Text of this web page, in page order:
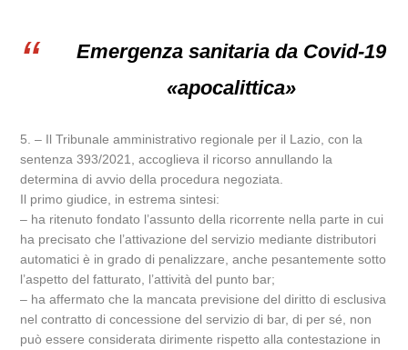
Emergenza sanitaria da Covid-19
«apocalittica»
5. – Il Tribunale amministrativo regionale per il Lazio, con la
sentenza 393/2021, accoglieva il ricorso annullando la
determina di avvio della procedura negoziata.
Il primo giudice, in estrema sintesi:
– ha ritenuto fondato l’assunto della ricorrente nella parte in cui
ha precisato che l’attivazione del servizio mediante distributori
automatici è in grado di penalizzare, anche pesantemente sotto
l’aspetto del fatturato, l’attività del punto bar;
– ha affermato che la mancata previsione del diritto di esclusiva
nel contratto di concessione del servizio di bar, di per sé, non
può essere considerata dirimente rispetto alla contestazione in